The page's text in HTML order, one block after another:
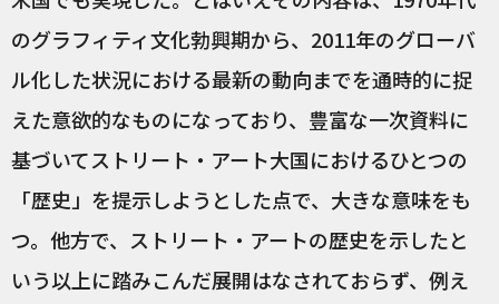
のグラフィティ文化勃興期から、2011年のグローバ
ル化した状況における最新の動向までを通時的に捉
えた意欲的なものになっており、豊富な一次資料に
基づいてストリート・アート大国におけるひとつの
「歴史」を提示しようとした点で、大きな意味をも
つ。他方で、ストリート・アートの歴史を示したと
いう以上に踏みこんだ展開はなされておらず、例え